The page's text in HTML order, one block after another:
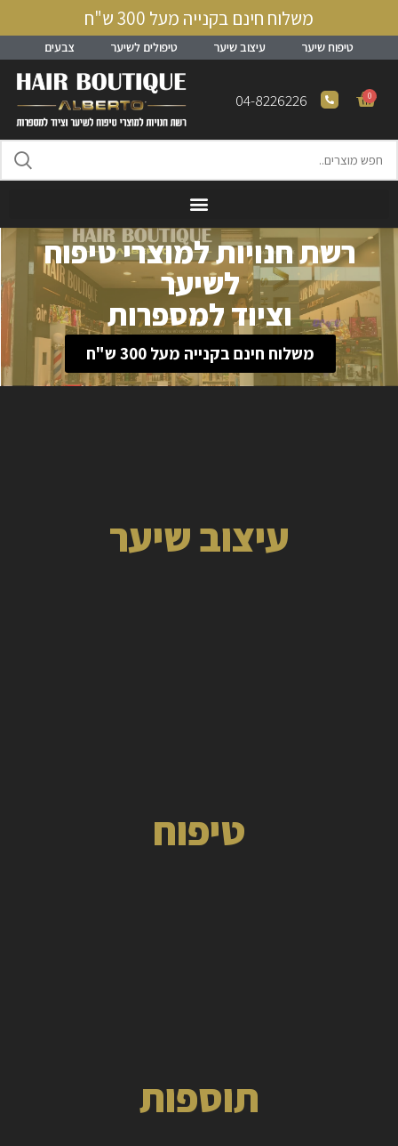
משלוח חינם בקנייה מעל 300 ש"ח
טיפוח שיער עיצוב שיער טיפולים לשיער צבעים
0
04-8226226
רשת חנויות למוצרי טיפוח
לשיער
וציוד למספרות
משלוח חינם בקנייה מעל 300 ש"ח
עיצוב שיער
טיפוח
תוספות